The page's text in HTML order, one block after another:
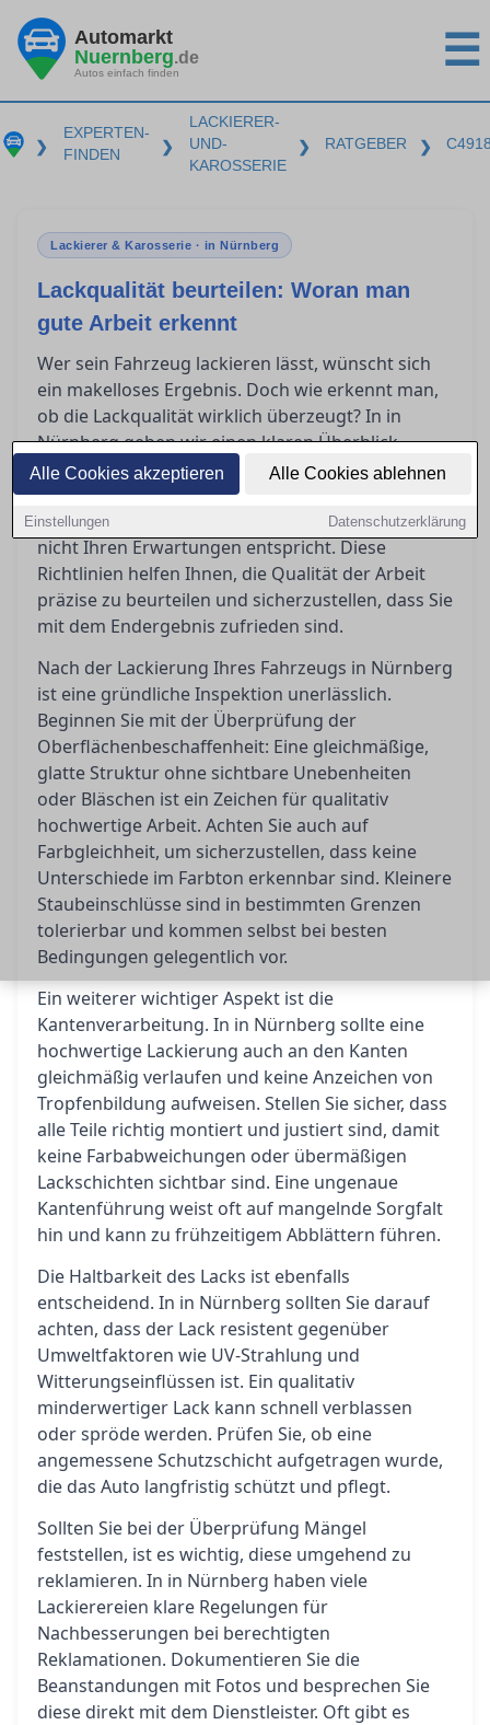
Alle Cookies akzeptieren Alle Cookies ablehnen
Einstellungen Datenschutzerklärung
Automarkt
Nuernberg.de
Autos einfach finden ☰
❯
EXPERTEN-
FINDEN
❯
LACKIERER-
UND-
KAROSSERIE
❯ RATGEBER ❯
Lackierer & Karosserie · in Nürnberg
Lackqualität beurteilen: Woran man
gute Arbeit erkennt
Wer sein Fahrzeug lackieren lässt, wünscht sich
ein makelloses Ergebnis. Doch wie erkennt man,
ob die Lackqualität wirklich überzeugt? In in
Nürnberg geben wir einen klaren Überblick
darüber, was nach einer Lackierung zu prüfen ist,
welche Toleranzen akzeptabel sind und welche
Schritte Sie einleiten können, wenn das Ergebnis
nicht Ihren Erwartungen entspricht. Diese
Richtlinien helfen Ihnen, die Qualität der Arbeit
präzise zu beurteilen und sicherzustellen, dass Sie
mit dem Endergebnis zufrieden sind.
Nach der Lackierung Ihres Fahrzeugs in Nürnberg
ist eine gründliche Inspektion unerlässlich.
Beginnen Sie mit der Überprüfung der
Oberflächenbeschaffenheit: Eine gleichmäßige,
glatte Struktur ohne sichtbare Unebenheiten
oder Bläschen ist ein Zeichen für qualitativ
hochwertige Arbeit. Achten Sie auch auf
Farbgleichheit, um sicherzustellen, dass keine
Unterschiede im Farbton erkennbar sind. Kleinere
Staubeinschlüsse sind in bestimmten Grenzen
tolerierbar und kommen selbst bei besten
Bedingungen gelegentlich vor.
Ein weiterer wichtiger Aspekt ist die
Kantenverarbeitung. In in Nürnberg sollte eine
hochwertige Lackierung auch an den Kanten
gleichmäßig verlaufen und keine Anzeichen von
Tropfenbildung aufweisen. Stellen Sie sicher, dass
alle Teile richtig montiert und justiert sind, damit
keine Farbabweichungen oder übermäßigen
Lackschichten sichtbar sind. Eine ungenaue
Kantenführung weist oft auf mangelnde Sorgfalt
hin und kann zu frühzeitigem Abblättern führen.
Die Haltbarkeit des Lacks ist ebenfalls
entscheidend. In in Nürnberg sollten Sie darauf
achten, dass der Lack resistent gegenüber
Umweltfaktoren wie UV-Strahlung und
Witterungseinflüssen ist. Ein qualitativ
minderwertiger Lack kann schnell verblassen
oder spröde werden. Prüfen Sie, ob eine
angemessene Schutzschicht aufgetragen wurde,
die das Auto langfristig schützt und pflegt.
Sollten Sie bei der Überprüfung Mängel
feststellen, ist es wichtig, diese umgehend zu
reklamieren. In in Nürnberg haben viele
Lackierereien klare Regelungen für
Nachbesserungen bei berechtigten
Reklamationen. Dokumentieren Sie die
Beanstandungen mit Fotos und besprechen Sie
diese direkt mit dem Dienstleister. Oft gibt es